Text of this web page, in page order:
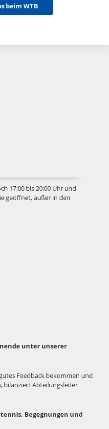
beim WTB
17:00 bis 20:00 Uhr und
geöffnet, außer in den
unter unserer
Feedback bekommen und
bilanziert Abteilungsleiter
Begegnungen und